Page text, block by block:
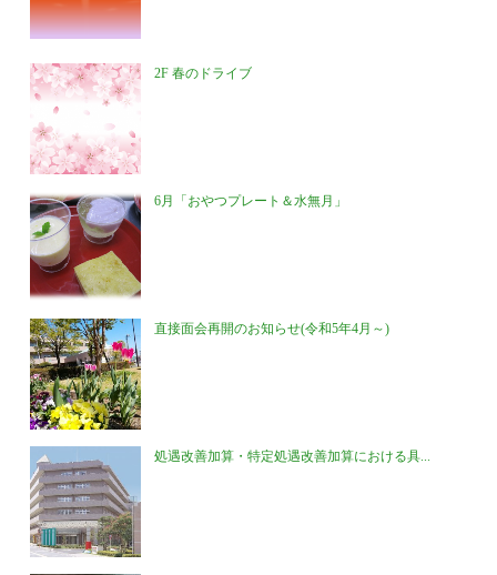
2F 春のドライブ
6月「おやつプレート＆水無月」
直接面会再開のお知らせ(令和5年4月～)
処遇改善加算・特定処遇改善加算における具...